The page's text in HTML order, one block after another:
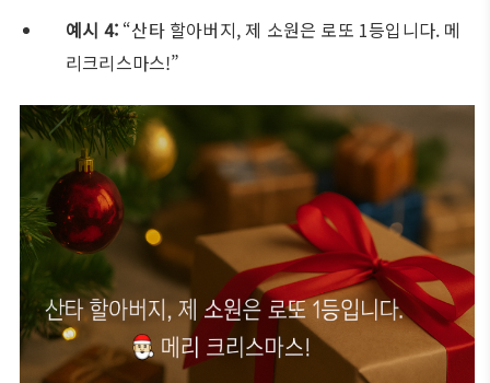
예시 4: “산타 할아버지, 제 소원은 로또 1등입니다. 메
리크리스마스!”